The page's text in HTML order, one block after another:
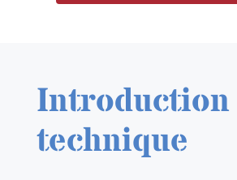
Engine
Introduction
technique